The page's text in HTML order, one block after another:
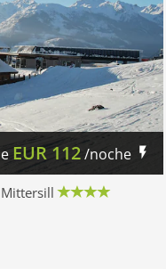
EUR112/noche